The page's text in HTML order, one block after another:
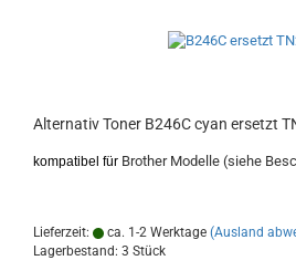
Alternativ Toner B246C cyan ersetzt
kompatibel für Brother Modelle (siehe
Lieferzeit: ca. 1-2 Werktage (Ausland
Lagerbestand: 3 Stück